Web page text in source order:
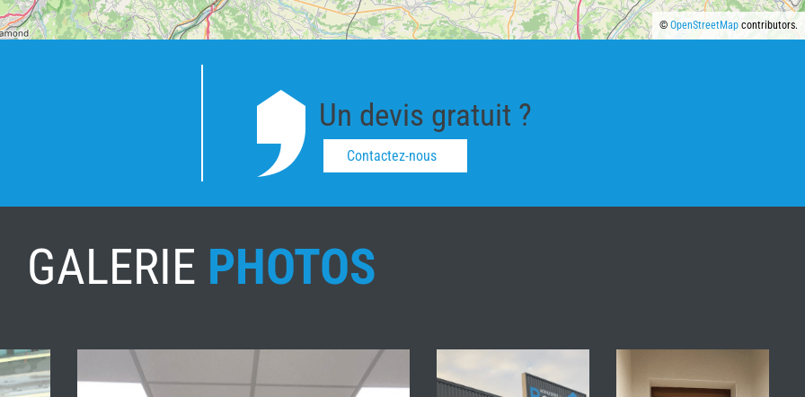
© OpenStreetMap contributors.
Un devis gratuit ?
Contactez-nous
GALERIE PHOTOS